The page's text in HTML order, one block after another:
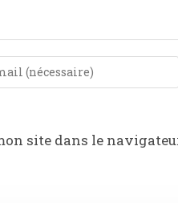
site dans le